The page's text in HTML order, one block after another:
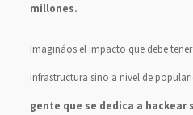
millones.
Imagináos el impacto que debe
infrastructura sino a nivel de
gente que se dedica a hackear